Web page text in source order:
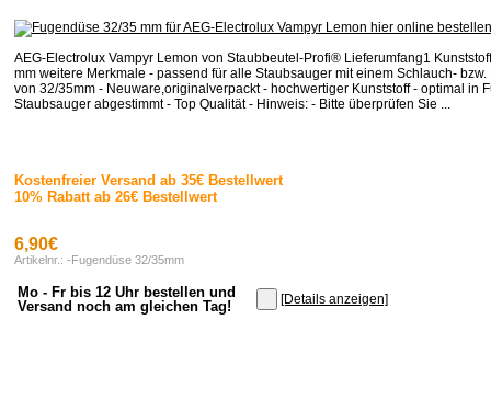
AEG-Electrolux Vampyr Lemon von Staubbeutel-Profi® Lieferumfang1
mm weitere Merkmale - passend für alle Staubsauger mit einem Schlauch-
von 32/35mm - Neuware,originalverpackt - hochwertiger Kunststoff - optimal in
Staubsauger abgestimmt - Top Qualität - Hinweis: - Bitte überprüfen Sie ...
Kostenfreier Versand ab 35€ Bestellwert
10% Rabatt ab 26€ Bestellwert
6,90€
Artikelnr.: -Fugendüse 32/35mm
Mo - Fr bis 12 Uhr bestellen und
Versand noch am gleichen Tag!
[Details anzeigen]